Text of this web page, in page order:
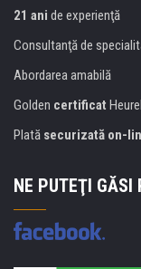
21 ani de experienţă
Consultanţă de
Abordarea amabilă
Golden certificat
Plată securizată on-
NE PUTEŢI GĂSI